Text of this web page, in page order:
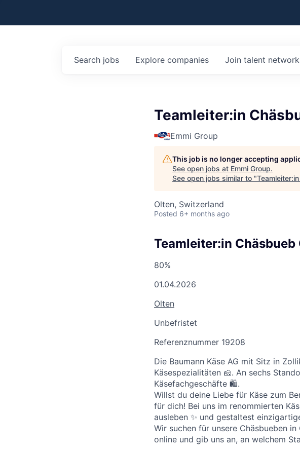
Search jobs Explore companies Join talent network
Teamleiter:in
Emmi Group
This job is no longer accepting
See open jobs at Emmi Group.
See open jobs similar to "
Olten, Switzerland
Posted 6+ months ago
Teamleiter:in Chäsbueb
80%
01.04.2026
Olten
Unbefristet
Referenznummer 19208
Die Baumann Käse AG mit Sitz in
Käsespezialitäten 🧀. An sechs
Käsefachgeschäfte 🛍.
Willst du deine Liebe für Käse zum
für dich! Bei uns im renommierten
ausleben ✨ und gestaltest
Wir suchen für unsere Chäsbueben
online und gib uns an, an welchem